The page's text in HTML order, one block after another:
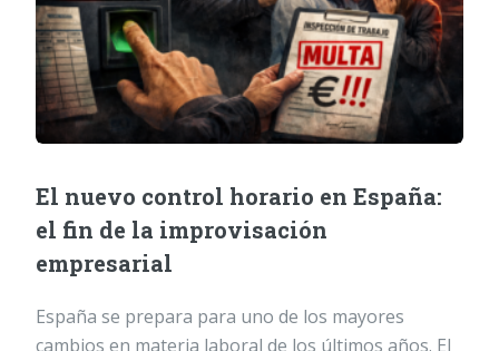
El nuevo control horario en España:
el fin de la improvisación
empresarial
España se prepara para uno de los mayores
cambios en materia laboral de los últimos años. El